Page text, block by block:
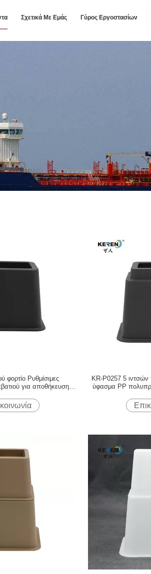
Σχετικά Με Εμάς Γύρος Εργοστασίων
φορτίο Ρυθμίσιμες
για αποθήκευση
KR-P0257 5 ιντσών
ύφασμα PP